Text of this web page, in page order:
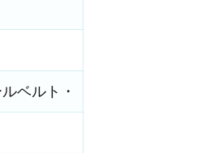
ベルト・